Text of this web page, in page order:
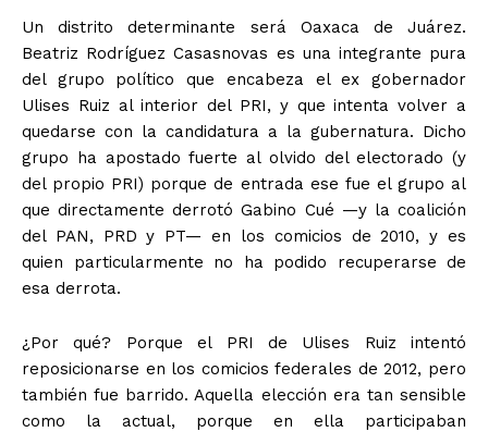
+ Todas las formas de lucha, potencialmente enlazadas
Un distrito determinante será Oaxaca de Juárez.
Beatriz Rodríguez Casasnovas es una integrante pura
del grupo político que encabeza el ex gobernador
Ulises Ruiz al interior del PRI, y que intenta volver a
quedarse con la candidatura a la gubernatura. Dicho
grupo ha apostado fuerte al olvido del electorado (y
del propio PRI) porque de entrada ese fue el grupo al
que directamente derrotó Gabino Cué —y la coalición
del PAN, PRD y PT— en los comicios de 2010, y es
quien particularmente no ha podido recuperarse de
esa derrota.
¿Por qué? Porque el PRI de Ulises Ruiz intentó
reposicionarse en los comicios federales de 2012, pero
también fue barrido. Aquella elección era tan sensible
como la actual, porque en ella participaban